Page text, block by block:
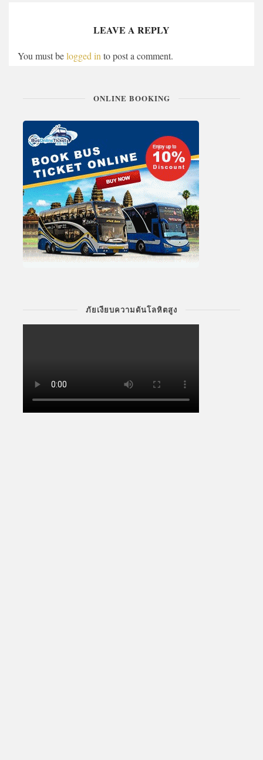
LEAVE A REPLY
You must belogged in to post a comment.
ONLINE BOOKING
ภัยเงียบความดันโลหิตสูง